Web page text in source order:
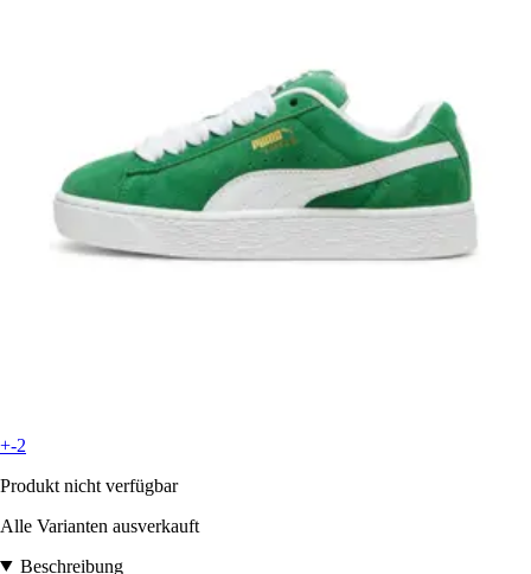
+-2
Produkt nicht verfügbar
Alle Varianten ausverkauft
Beschreibung